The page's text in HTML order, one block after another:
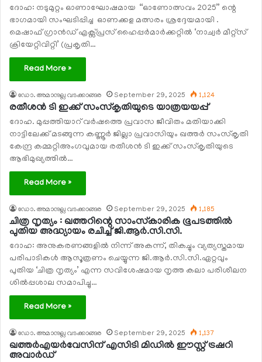
ദോഹ: നടുമുറ്റം ഓണാഘോഷമായ “ഓണോത്സവം 2025” ന്റെ
ഭാഗമായി സംഘടിപ്പിച്ച ഓണക്കള മത്സരം ശ്രദ്ദേയമായി .
മെഷാഫ് ഗ്രാൻഡ് എക്സ്പ്രസ് ഹൈപ്പർമാർക്കറ്റില്‍ ‘നാച്വര്‍ മീറ്റ്സ്
ക്രിയേറ്റിവിറ്റി’ (പ്രകൃതി…
Read More »
ഡോ. അമാനുല്ല വടക്കാങ്ങര September 29, 2025 1,124
രതീശന്‍ ടി ഇക്ക് സംസ്‌കൃതിയുടെ യാത്രയയപ്പ്
ദോഹ. മുപ്പത്തിയാറ് വര്‍ഷത്തെ പ്രവാസ ജീവിതം മതിയാക്കി
നാട്ടിലേക്ക് മടങ്ങുന്ന കണ്ണൂര്‍ ജില്ലാ പ്രവാസിയും ഖത്തര്‍ സംസ്‌കൃതി
കേന്ദ്ര കമ്മറ്റിഅംഗവുമായ രതീശന്‍ ടി ഇക്ക് സംസ്‌കൃതിയുടെ
ആഭിമുഖ്യത്തില്‍…
Read More »
ഡോ. അമാനുല്ല വടക്കാങ്ങര September 29, 2025 1,185
ചിത്ര നൃത്യം : ഖത്തറിന്റെ സാംസ്‌കാരിക ഭൂപടത്തില്‍
പുതിയ അദ്ധ്യായം രചിച്ച് ജി.ആര്‍.സി.സി.
ദോഹ: അനുകരണങ്ങളില്‍ നിന്ന് അകന്ന്, തികച്ചും വ്യത്യസ്തമായ
പരിപാടികള്‍ ആസൂത്രണം ചെയ്യുന്ന ജി.ആര്‍.സി.സി.ഏറ്റവും
പുതിയ ‘ചിത്ര നൃത്യം’ എന്ന സവിശേഷമായ നൃത്ത കലാ പരിശീലന
ശില്‍പ്പശാല സമാപിച്ചു…
Read More »
ഡോ. അമാനുല്ല വടക്കാങ്ങര September 29, 2025 1,137
ഖത്തര്‍എയര്‍വേസിന് എസിടി മിഡില്‍ ഈസ്റ്റ് ട്രഷറി
അവാര്‍ഡ്